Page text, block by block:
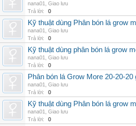
nana01
Giao lưu
Trả lời:
0
Kỹ thuật dùng Phân bón lá grow
nana01
Giao lưu
Trả lời:
0
Kỹ thuật dùng phân bón lá grow
nana01
Giao lưu
Trả lời:
0
Phân bón lá Grow More 20-20-
nana01
Giao lưu
Trả lời:
0
Kỹ thuật dùng Phân bón lá grow
nana01
Giao lưu
Trả lời:
0